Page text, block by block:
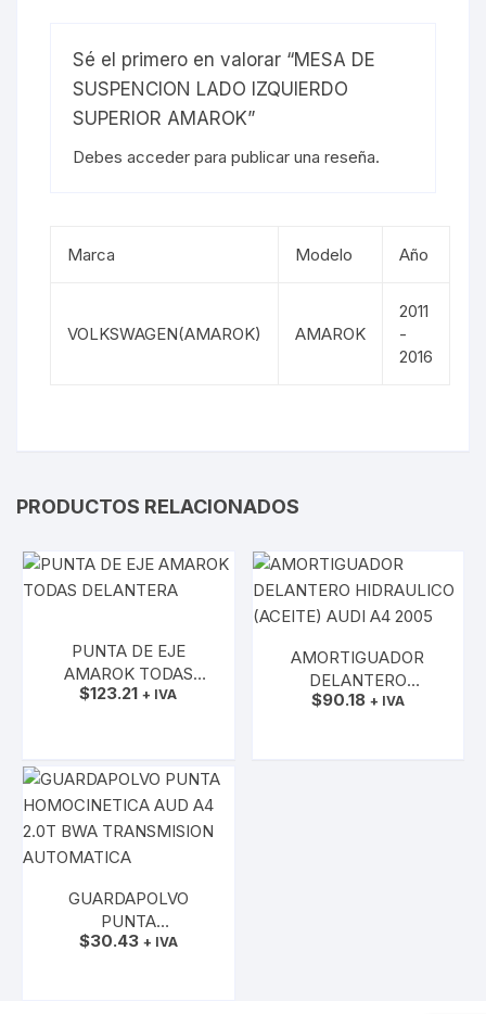
Sé el primero en valorar “MESA DE
SUSPENCION LADO IZQUIERDO
SUPERIOR AMAROK”
Debes acceder para publicar una reseña.
Marca Modelo Año
VOLKSWAGEN(AMAROK) AMAROK
2011
-
2016
PRODUCTOS RELACIONADOS
PUNTA DE EJE
AMAROK TODAS
DELANTERA
$123.21 + IVA
AMORTIGUADOR
DELANTERO
HIDRAULICO (ACEITE)
$90.18 + IVA
GUARDAPOLVO
PUNTA
HOMOCINETICA AUD
$30.43 + IVA